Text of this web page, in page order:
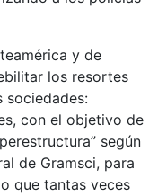
y de
los resortes
sociedades:
con el objetivo de
según
de Gramsci, para
que tantas veces